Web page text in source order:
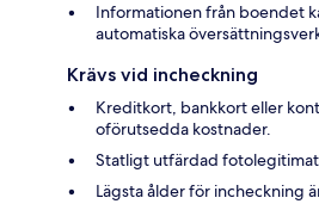
Informationen från boendet
automatiska
Krävs vid incheckning
Kreditkort, bankkort eller
oförutsedda kostnader.
Statligt utfärdad
Lägsta ålder för incheckning